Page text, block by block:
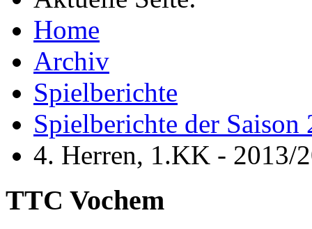
Home
Archiv
Spielberichte
Spielberichte der Saison
4. Herren, 1.KK - 2013/
TTC Vochem